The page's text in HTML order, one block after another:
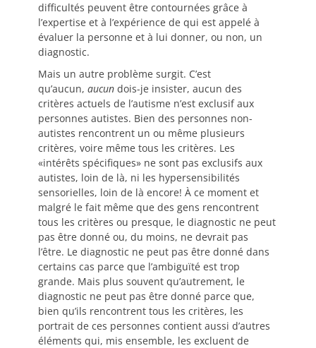
difficultés peuvent être contournées grâce à
l’expertise et à l’expérience de qui est appelé à
évaluer la personne et à lui donner, ou non, un
diagnostic.
Mais un autre problème surgit. C’est
qu’aucun, aucun dois-je insister, aucun des
critères actuels de l’autisme n’est exclusif aux
personnes autistes. Bien des personnes non-
autistes rencontrent un ou même plusieurs
critères, voire même tous les critères. Les
«intérêts spécifiques» ne sont pas exclusifs aux
autistes, loin de là, ni les hypersensibilités
sensorielles, loin de là encore! À ce moment et
malgré le fait même que des gens rencontrent
tous les critères ou presque, le diagnostic ne peut
pas être donné ou, du moins, ne devrait pas
l’être. Le diagnostic ne peut pas être donné dans
certains cas parce que l’ambiguïté est trop
grande. Mais plus souvent qu’autrement, le
diagnostic ne peut pas être donné parce que,
bien qu’ils rencontrent tous les critères, les
portrait de ces personnes contient aussi d’autres
éléments qui, mis ensemble, les excluent de